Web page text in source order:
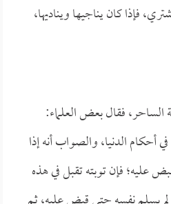
فإذا كان يناجيها ويناديها،
الساحر، فقال بعض العلماء:
الدنيا، والصواب أنه إذا
عليه؛ فإن توبته تقبل في هذه